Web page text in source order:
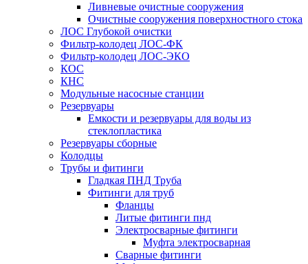
Ливневые очистные сооружения
Очистные сооружения поверхностного стока
ЛОС Глубокой очистки
Фильтр-колодец ЛОС-ФК
Фильтр-колодец ЛОС-ЭКО
КОС
КНС
Модульные насосные станции
Резервуары
Емкости и резервуары для воды из
стеклопластика
Резервуары сборные
Колодцы
Трубы и фитинги
Гладкая ПНД Труба
Фитинги для труб
Фланцы
Литые фитинги пнд
Электросварные фитинги
Муфта электросварная
Сварные фитинги